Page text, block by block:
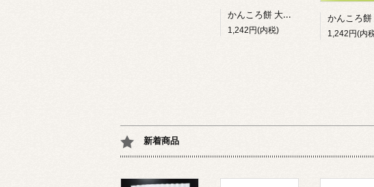
かんころ餅 大（プレーン）
1,242円(内税) 1,242円(内
新着商品